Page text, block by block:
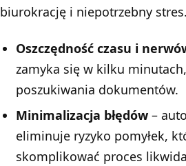
biurokrację i niepotrzebny stres.
Oszczędność czasu i
zamyka się w kilku
poszukiwania dokumentów.
Minimalizacja błędów –
eliminuje ryzyko pomyłek,
skomplikować proces